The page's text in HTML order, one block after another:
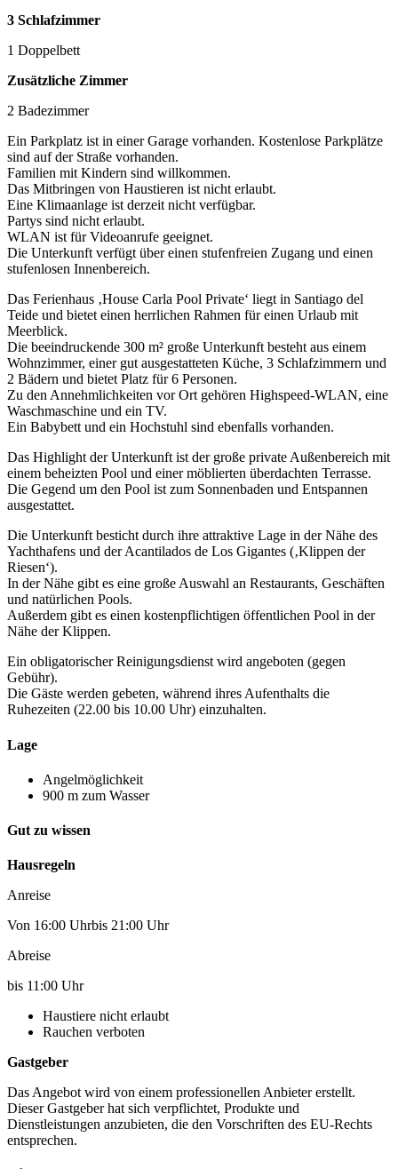
3 Schlafzimmer
1 Doppelbett
Zusätzliche Zimmer
2 Badezimmer
Ein Parkplatz ist in einer Garage vorhanden. Kostenlose Parkplätze
sind auf der Straße vorhanden.
Familien mit Kindern sind willkommen.
Das Mitbringen von Haustieren ist nicht erlaubt.
Eine Klimaanlage ist derzeit nicht verfügbar.
Partys sind nicht erlaubt.
WLAN ist für Videoanrufe geeignet.
Die Unterkunft verfügt über einen stufenfreien Zugang und einen
stufenlosen Innenbereich.
Das Ferienhaus ‚House Carla Pool Private‘ liegt in Santiago del
Teide und bietet einen herrlichen Rahmen für einen Urlaub mit
Meerblick.
Die beeindruckende 300 m² große Unterkunft besteht aus einem
Wohnzimmer, einer gut ausgestatteten Küche, 3 Schlafzimmern und
2 Bädern und bietet Platz für 6 Personen.
Zu den Annehmlichkeiten vor Ort gehören Highspeed-WLAN, eine
Waschmaschine und ein TV.
Ein Babybett und ein Hochstuhl sind ebenfalls vorhanden.
Das Highlight der Unterkunft ist der große private Außenbereich mit
einem beheizten Pool und einer möblierten überdachten Terrasse.
Die Gegend um den Pool ist zum Sonnenbaden und Entspannen
ausgestattet.
Die Unterkunft besticht durch ihre attraktive Lage in der Nähe des
Yachthafens und der Acantilados de Los Gigantes (‚Klippen der
Riesen‘).
In der Nähe gibt es eine große Auswahl an Restaurants, Geschäften
und natürlichen Pools.
Außerdem gibt es einen kostenpflichtigen öffentlichen Pool in der
Nähe der Klippen.
Ein obligatorischer Reinigungsdienst wird angeboten (gegen
Gebühr).
Die Gäste werden gebeten, während ihres Aufenthalts die
Ruhezeiten (22.00 bis 10.00 Uhr) einzuhalten.
Lage
Angelmöglichkeit
900 m zum Wasser
Gut zu wissen
Hausregeln
Anreise
Von 16:00 Uhrbis 21:00 Uhr
Abreise
bis 11:00 Uhr
Haustiere nicht erlaubt
Rauchen verboten
Gastgeber
Das Angebot wird von einem professionellen Anbieter erstellt.
Dieser Gastgeber hat sich verpflichtet, Produkte und
Dienstleistungen anzubieten, die den Vorschriften des EU-Rechts
entsprechen.